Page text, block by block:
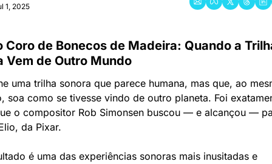
1, 2025
Coro de Bonecos de Madeira: Quando a
Vem de Outro Mundo
uma trilha sonora que parece humana, mas que, ao
soa como se tivesse vindo de outro planeta. Foi
o compositor Rob Simonsen buscou — e alcançou —
da Pixar.
é uma das experiências sonoras mais inusitadas e